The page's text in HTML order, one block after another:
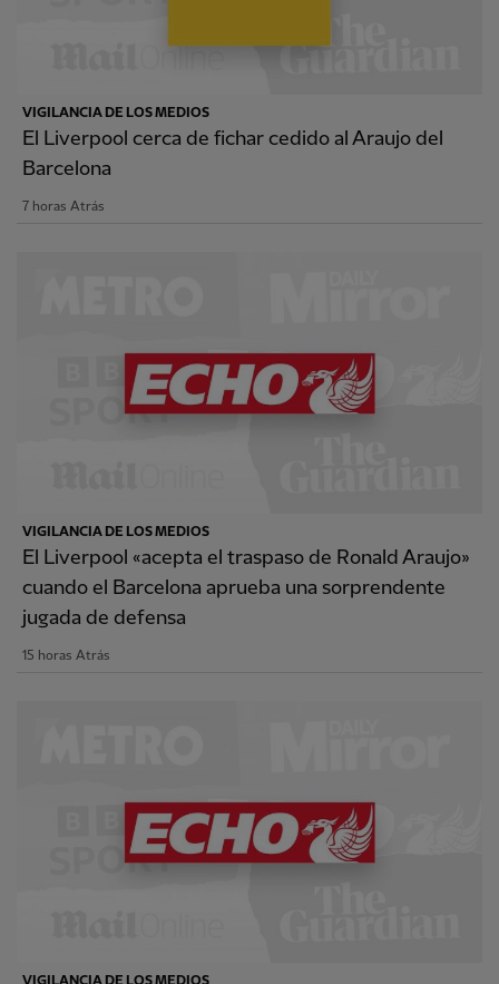
VIGILANCIA DE LOS MEDIOS
El Liverpool cerca de fichar cedido al Araujo del
Barcelona
7 horas Atrás
VIGILANCIA DE LOS MEDIOS
El Liverpool «acepta el traspaso de Ronald Araujo»
cuando el Barcelona aprueba una sorprendente
jugada de defensa
15 horas Atrás